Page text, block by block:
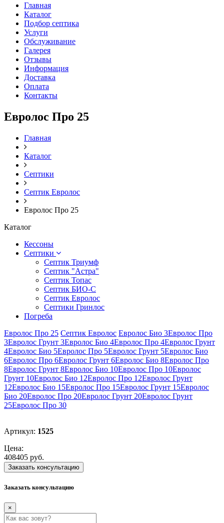
Главная
Каталог
Подбор септика
Услуги
Обслуживание
Галерея
Отзывы
Информация
Доставка
Оплата
Контакты
Евролос Про 25
Главная
Каталог
Септики
Септик Евролос
Евролос Про 25
Каталог
Кессоны
Септики
Септик Триумф
Септик "Астра"
Септик Топас
Септик БИО-С
Септик Евролос
Септики Гринлос
Погреба
Евролос Про 25 Септик Евролос Евролос Био 3Евролос Про
3Евролос Грунт 3Евролос Био 4Евролос Про 4Евролос Грунт
4Евролос Био 5Евролос Про 5Евролос Грунт 5Евролос Био
6Евролос Про 6Евролос Грунт 6Евролос Био 8Евролос Про
8Евролос Грунт 8Евролос Био 10Евролос Про 10Евролос
Грунт 10Евролос Био 12Евролос Про 12Евролос Грунт
12Евролос Био 15Евролос Про 15Евролос Грунт 15Евролос
Био 20Евролос Про 20Евролос Грунт 20Евролос Грунт
25Евролос Про 30
Артикул: 1525
Цена:
408405 руб.
Заказать консультацию
Заказать консультацию
×